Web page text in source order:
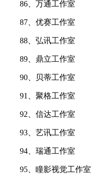
86、万通工作室
87、优赛工作室
88、弘讯工作室
89、鼎立工作室
90、贝蒂工作室
91、聚格工作室
92、信达工作室
93、艺讯工作室
94、瑞通工作室
95、瞳影视觉工作室